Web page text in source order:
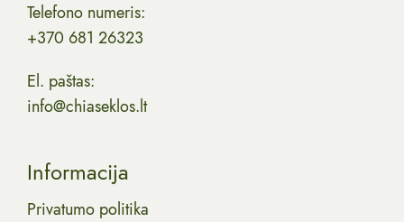
Telefono numeris:
+370 681 26323
El. paštas:
info@chiaseklos.lt
Informacija
Privatumo politika